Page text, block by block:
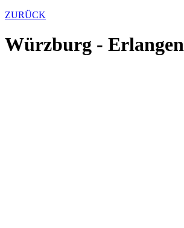
ZURÜCK
Würzburg - Erlangen